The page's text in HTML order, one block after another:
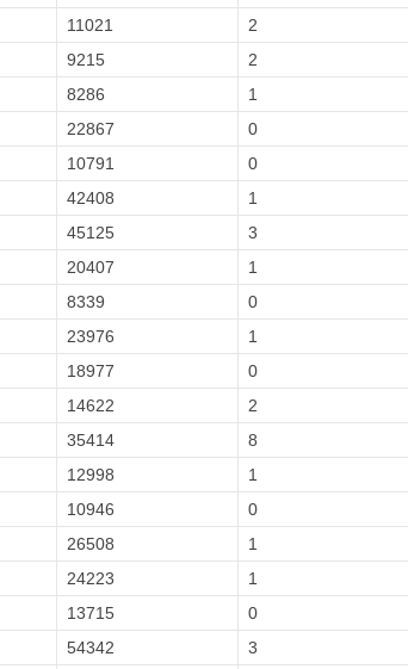
11021 2
9215 2
8286 1
22867 0
10791 0
42408 1
45125 3
20407 1
8339 0
23976 1
18977 0
14622 2
35414 8
12998 1
10946 0
26508 1
24223 1
13715 0
54342 3